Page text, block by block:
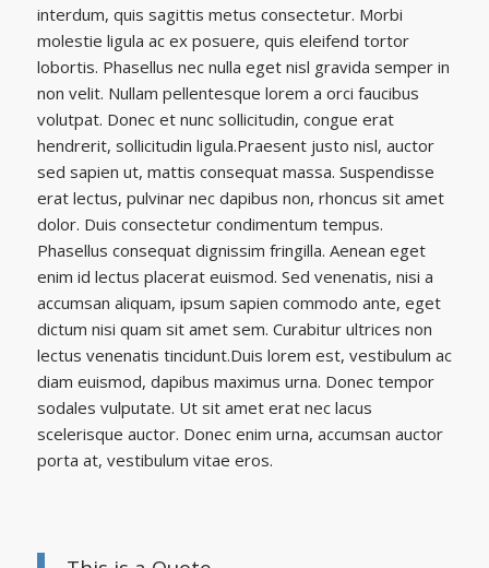
interdum, quis sagittis metus consectetur. Morbi
molestie ligula ac ex posuere, quis eleifend tortor
lobortis. Phasellus nec nulla eget nisl gravida semper in
non velit. Nullam pellentesque lorem a orci faucibus
volutpat. Donec et nunc sollicitudin, congue erat
hendrerit, sollicitudin ligula.Praesent justo nisl, auctor
sed sapien ut, mattis consequat massa. Suspendisse
erat lectus, pulvinar nec dapibus non, rhoncus sit amet
dolor. Duis consectetur condimentum tempus.
Phasellus consequat dignissim fringilla. Aenean eget
enim id lectus placerat euismod. Sed venenatis, nisi a
accumsan aliquam, ipsum sapien commodo ante, eget
dictum nisi quam sit amet sem. Curabitur ultrices non
lectus venenatis tincidunt.Duis lorem est, vestibulum ac
diam euismod, dapibus maximus urna. Donec tempor
sodales vulputate. Ut sit amet erat nec lacus
scelerisque auctor. Donec enim urna, accumsan auctor
porta at, vestibulum vitae eros.